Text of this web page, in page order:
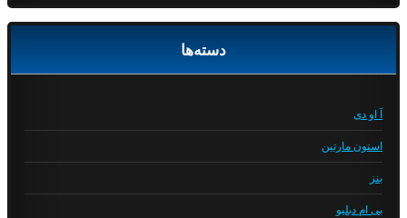
دسته‌ها
آ او دی
استون مارتین
بنز
بی ام دبلیو